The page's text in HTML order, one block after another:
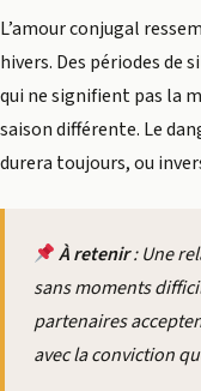
L’amour conjugal
hivers. Des périodes de
qui ne signifient pas la
saison différente. Le
durera toujours, ou
À retenir: Une
sans moments
partenaires
avec la conviction